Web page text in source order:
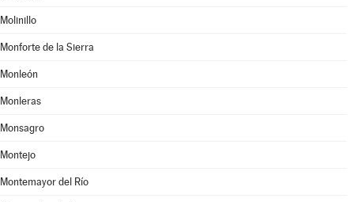
Molinillo
Monforte de la Sierra
Monleón
Monleras
Monsagro
Montejo
Montemayor del Río